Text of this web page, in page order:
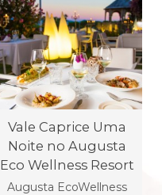
Vale Caprice Uma
Noite no Augusta
Eco Wellness Resort
Augusta EcoWellness